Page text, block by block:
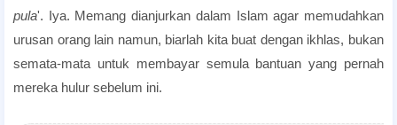
pula'. Iya. Memang dianjurkan dalam Islam agar memudahkan
urusan orang lain namun, biarlah kita buat dengan ikhlas, bukan
semata-mata untuk membayar semula bantuan yang pernah
mereka hulur sebelum ini.